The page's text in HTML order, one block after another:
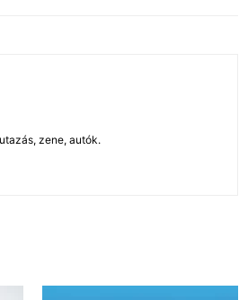
zene, autók.